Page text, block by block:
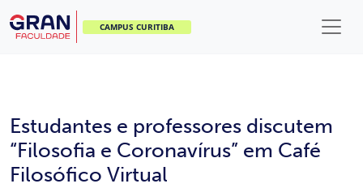
CAMPUS CURITIBA
Estudantes e professores discutem
“Filosofia e Coronavírus” em Café
Filosófico Virtual